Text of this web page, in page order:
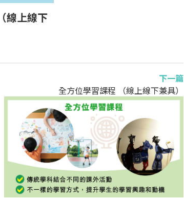
線上線下
下一篇
全方位學習課程 （線上線下兼具）